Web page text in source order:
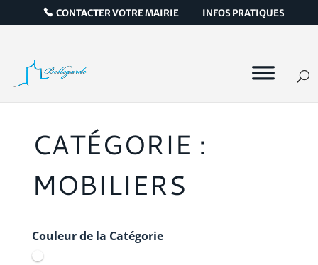
CONTACTER VOTRE MAIRIE INFOS PRATIQUES
CATÉGORIE :
MOBILIERS
Couleur de la Catégorie